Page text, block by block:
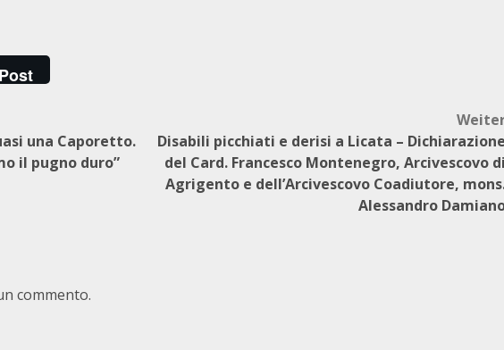
Post
una Caporetto.
il pugno duro”
Disabili picchiati e derisi a Licata –
del Card. Francesco Montenegro, Arcivescovo
Agrigento e dell’Arcivescovo Coadiutore,
Alessandro
commento.